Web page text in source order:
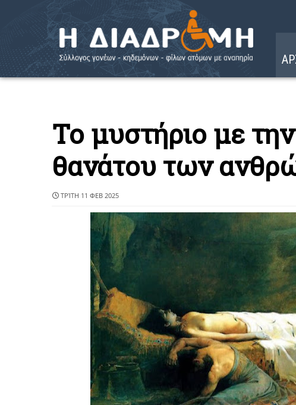
Το μυστήριο με
θανάτου των
ΤΡΊΤΗ 11 ΦΕΒ 2025